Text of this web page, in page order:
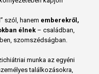
szól, hanem emberekről,
élnek – családban,
szomszédságban.
munka az egyéni
találkozásokra,